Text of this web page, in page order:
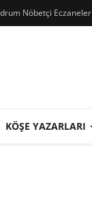
Nöbetçi Eczaneler
KÖŞE YAZARLARI